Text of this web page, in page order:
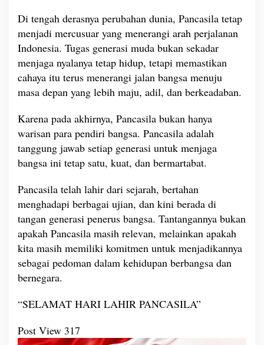
Di tengah derasnya perubahan dunia, Pancasila tetap
menjadi mercusuar yang menerangi arah perjalanan
Indonesia. Tugas generasi muda bukan sekadar
menjaga nyalanya tetap hidup, tetapi memastikan
cahaya itu terus menerangi jalan bangsa menuju
masa depan yang lebih maju, adil, dan berkeadaban.
Karena pada akhirnya, Pancasila bukan hanya
warisan para pendiri bangsa. Pancasila adalah
tanggung jawab setiap generasi untuk menjaga
bangsa ini tetap satu, kuat, dan bermartabat.
Pancasila telah lahir dari sejarah, bertahan
menghadapi berbagai ujian, dan kini berada di
tangan generasi penerus bangsa. Tantangannya bukan
apakah Pancasila masih relevan, melainkan apakah
kita masih memiliki komitmen untuk menjadikannya
sebagai pedoman dalam kehidupan berbangsa dan
bernegara.
“SELAMAT HARI LAHIR PANCASILA”
Post View 317